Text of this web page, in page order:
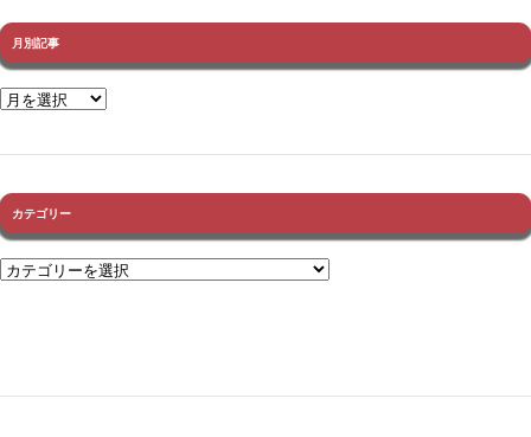
月別記事
カテゴリー